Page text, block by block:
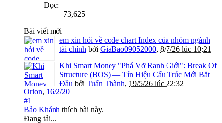
Đọc:
73,625
Bài viết mới
em xin hỏi về code chart Index của nhóm ngành
tài chính bởi GiaBao09052000, 8/7/26 lúc 10:21
Khi Smart Money "Phá Vỡ Ranh Giới": Break Of
Structure (BOS) — Tín Hiệu Cấu Trúc Mới Bắt
Đầu bởi Tuấn Thành, 19/5/26 lúc 22:32
Orion, 16/2/20
#1
Bảo Khánh thích bài này.
Đang tải...